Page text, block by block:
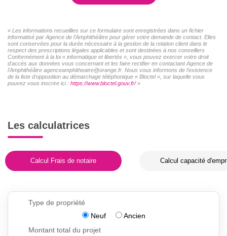
« Les informations recueillies sur ce formulaire sont enregistrées dans un fichier
informatisé par Agence de l'Amphithéâtre pour gérer votre demande de contact. Elles
sont conservées pour la durée nécessaire à la gestion de la relation client dans le
respect des prescriptions légales applicables et sont destinées à nos conseillers
Conformément à la loi « informatique et libertés », vous pouvez exercer votre droit
d'accès aux données vous concernant et les faire rectifier en contactant Agence de
l'Amphithéâtre agenceamphitheatre@orange.fr. Nous vous informons de l'existence
de la liste d'opposition au démarchage téléphonique « Bloctel », sur laquelle vous
pouvez vous inscrire ici : https://www.bloctel.gouv.fr/»
Les calculatrices
Calcul Frais de notaire Calcul capacité